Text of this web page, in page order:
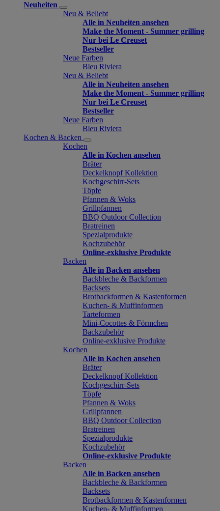
Neuheiten
Neu & Beliebt
Alle in Neuheiten ansehen
Make the Moment - Summer grilling
Nur bei Le Creuset
Bestseller
Neue Farben
Bleu Riviera
Neu & Beliebt
Alle in Neuheiten ansehen
Make the Moment - Summer grilling
Nur bei Le Creuset
Bestseller
Neue Farben
Bleu Riviera
Kochen & Backen
Kochen
Alle in Kochen ansehen
Bräter
Deckelknopf Kollektion
Kochgeschirr-Sets
Töpfe
Pfannen & Woks
Grillpfannen
BBQ Outdoor Collection
Bratreinen
Spezialprodukte
Kochzubehör
Online-exklusive Produkte
Backen
Alle in Backen ansehen
Backbleche & Backformen
Backsets
Brotbackformen & Kastenformen
Kuchen- & Muffinformen
Tarteformen
Mini-Cocottes & Förmchen
Backzubehör
Online-exklusive Produkte
Kochen
Alle in Kochen ansehen
Bräter
Deckelknopf Kollektion
Kochgeschirr-Sets
Töpfe
Pfannen & Woks
Grillpfannen
BBQ Outdoor Collection
Bratreinen
Spezialprodukte
Kochzubehör
Online-exklusive Produkte
Backen
Alle in Backen ansehen
Backbleche & Backformen
Backsets
Brotbackformen & Kastenformen
Kuchen- & Muffinformen